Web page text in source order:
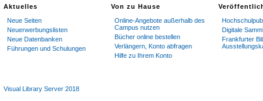
Aktuelles
Neue Seiten
Neuerwerbungslisten
Neue Datenbanken
Führungen und Schulungen
Von zu Hause
Online-Angebote außerhalb des
Campus nutzen
Bücher online bestellen
Verlängern, Konto abfragen
Hilfe zu Ihrem Konto
Digitale
Frankfurter
Visual Library Server 2018